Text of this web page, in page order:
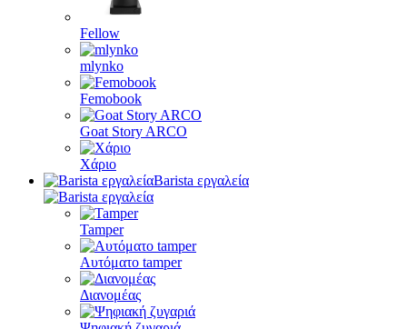
Fellow
mlynko
Femobook
Goat Story ARCO
Χάριο
Barista εργαλεία
Tamper
Αυτόματο tamper
Διανομέας